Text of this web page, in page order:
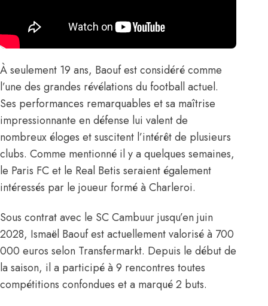
À seulement 19 ans, Baouf est considéré comme
l’une des grandes révélations du football actuel.
Ses performances remarquables et sa maîtrise
impressionnante en défense lui valent de
nombreux éloges et suscitent l’intérêt de plusieurs
clubs. Comme mentionné il y a quelques semaines,
le Paris FC et le Real Betis seraient également
intéressés par le joueur formé à Charleroi.
Sous contrat avec le SC Cambuur jusqu’en juin
2028, Ismaël Baouf est actuellement valorisé à 700
000 euros selon Transfermarkt. Depuis le début de
la saison, il a participé à 9 rencontres toutes
compétitions confondues et a marqué 2 buts.